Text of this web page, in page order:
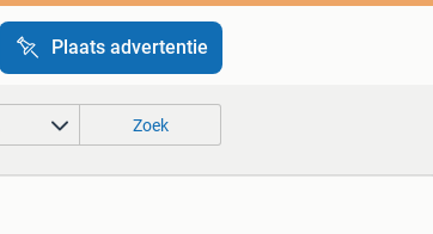
Plaats advertentie
Zoek